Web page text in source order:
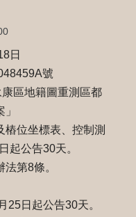
日
號
區地籍圖重測區都
樁位坐標表、控制測
起公告30天。
第8條。
25日起公告30天。